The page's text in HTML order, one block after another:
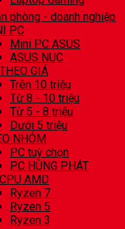
phòng - doanh nghiệp
PC
Mini PC ASUS
ASUS NUC
GIÁ
Trên 10 triệu
Từ 8 - 10 triệu
Từ 5 - 8 triệu
Dưới 5 triệu
NHÓM
PC tuỳ chọn
PC HÙNG PHÁT
AMD
Ryzen 7
Ryzen 5
Ryzen 3